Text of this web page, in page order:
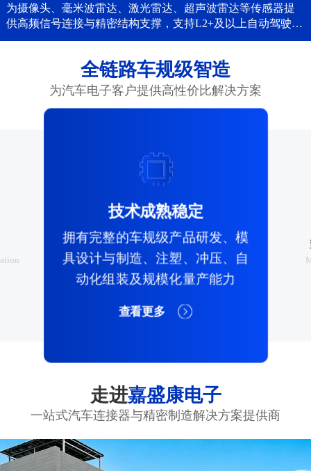
为摄像头、毫米波雷达、激光雷达、超声波雷达等传感器提
供高频信号连接与精密结构支撑，支持L2+及以上自动驾驶。
...
全链路车规级智造
为汽车电子客户提供高性价比解决方案

技术成熟稳定
拥有完整的车规级产品研发、模
具设计与制造、注塑、冲压、自
动化组装及规模化量产能力
查看更多
走进嘉盛康电子
一站式汽车连接器与精密制造解决方案提供商